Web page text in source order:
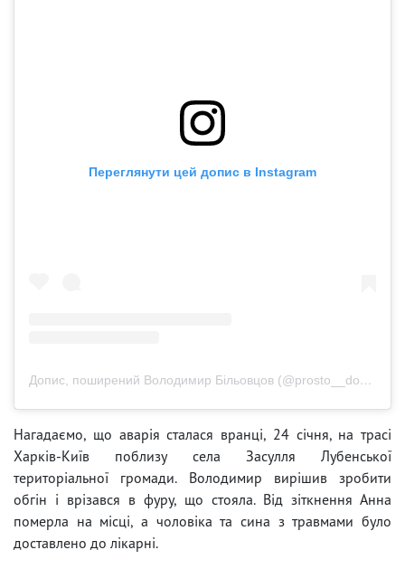
Переглянути цей допис в Instagram
Допис, поширений Володимир Більовцов (@prosto__dobryi)
Нагадаємо, що аварія сталася вранці, 24 січня, на трасі
Харків-Київ поблизу села Засулля Лубенської
територіальної громади. Володимир вирішив зробити
обгін і врізався в фуру, що стояла. Від зіткнення Анна
померла на місці, а чоловіка та сина з травмами було
доставлено до лікарні.